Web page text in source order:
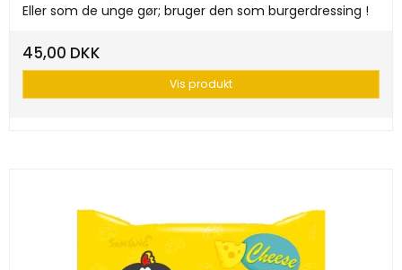
Eller som de unge gør; bruger den som burgerdressing !
45,00 DKK
Vis produkt